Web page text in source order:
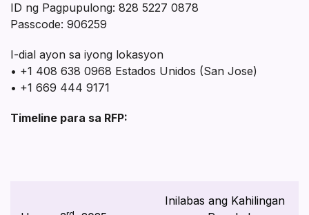
ID ng Pagpupulong: 828 5227 0878
Passcode: 906259
I-dial ayon sa iyong lokasyon
• +1 408 638 0968 Estados Unidos (San Jose)
• +1 669 444 9171
Timeline para sa RFP:
Inilabas ang Kahilingan